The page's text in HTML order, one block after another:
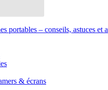
portables – conseils, astuces et
& écrans